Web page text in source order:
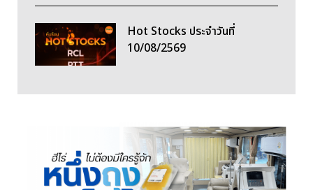
Hot Stocks ประจำวันที่
10/08/2569